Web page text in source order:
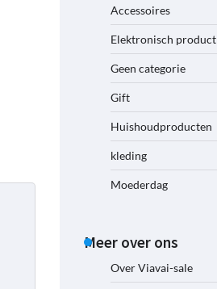
Accessoires
Elektronisch product
Geen categorie
Gift
Huishoudproducten
kleding
Moederdag
Meer over ons
Over Viavai-sale